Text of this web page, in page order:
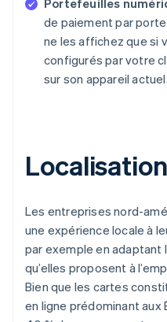
de paiement par
ne les affichez que si
configurés par votre
sur son appareil actuel.
Localisation
Les entreprises nord-
une expérience locale à
par exemple en
qu’elles proposent à
Bien que les cartes
en ligne prédominant aux